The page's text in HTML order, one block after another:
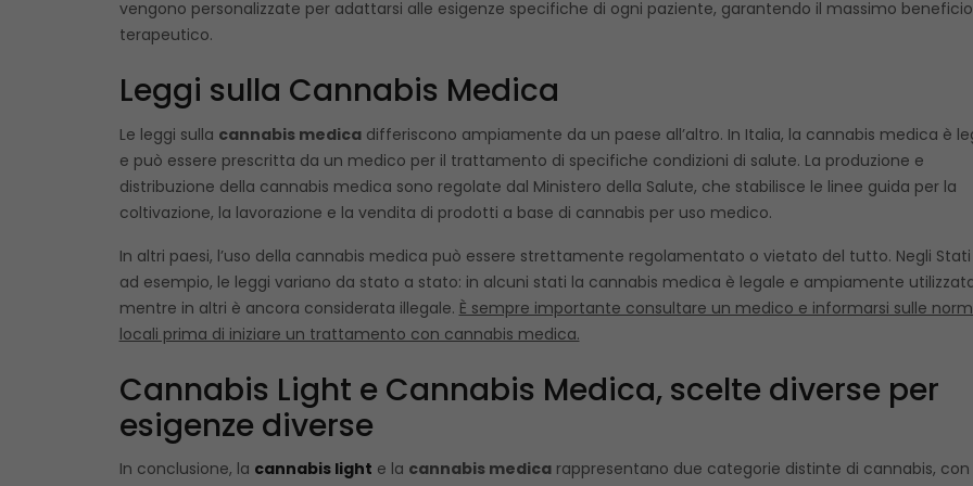
vengono personalizzate per adattarsi alle esigenze specifiche di ogni paziente, garantendo il massimo beneficio
terapeutico.
Leggi sulla Cannabis Medica
Le leggi sulla cannabis medicadifferiscono ampiamente da un paese all’altro. In Italia, la cannabis medica è
e può essere prescritta da un medico per il trattamento di specifiche condizioni di salute. La produzione e
distribuzione della cannabis medica sono regolate dal Ministero della Salute, che stabilisce le linee guida per la
coltivazione, la lavorazione e la vendita di prodotti a base di cannabis per uso medico.
In altri paesi, l’uso della cannabis medica può essere strettamente regolamentato o vietato del tutto. Negli Stati
ad esempio, le leggi variano da stato a stato: in alcuni stati la cannabis medica è legale e ampiamente
mentre in altri è ancora considerata illegale. È sempre importante consultare un medico e informarsi sulle
locali prima di iniziare un trattamento con cannabis medica.
Cannabis Light e Cannabis Medica, scelte diverse per
esigenze diverse
In conclusione, la cannabis light e la cannabis medicarappresentano due categorie distinte di cannabis, con